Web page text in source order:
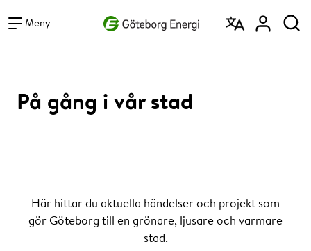
Meny
På gång i vår stad
Här hittar du aktuella händelser och projekt som
gör Göteborg till en grönare, ljusare och varmare
stad.